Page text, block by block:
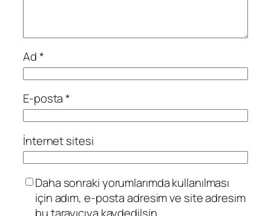
Ad*
E-posta*
İnternet sitesi
Daha sonraki yorumlarımda kullanılması
için adım, e-posta adresim ve site adresim
bu tarayıcıya kaydedilsin.